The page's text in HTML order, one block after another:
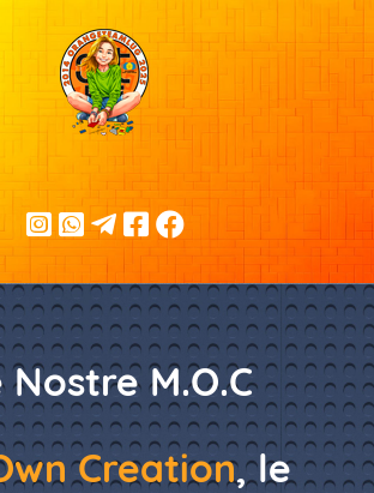
Nostre M.O.C
Creation, le